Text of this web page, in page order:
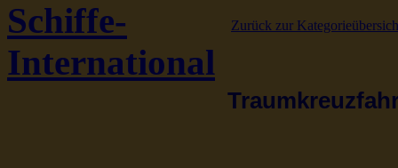
Schiffe-
International
Zurück zur